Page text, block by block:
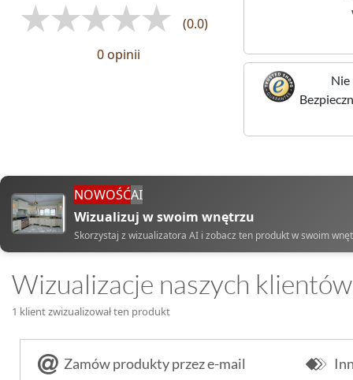
(0.0)
0 opinii
Nie
NOWOŚĆAI
Wizualizuj w swoim wnętrzu
Skorzystaj z wizualizatora AI i zobacz ten produkt w swoim
Wizualizacje naszych klientów
1 klient zwizualizował ten produkt
Zamów produkty przez e-mail